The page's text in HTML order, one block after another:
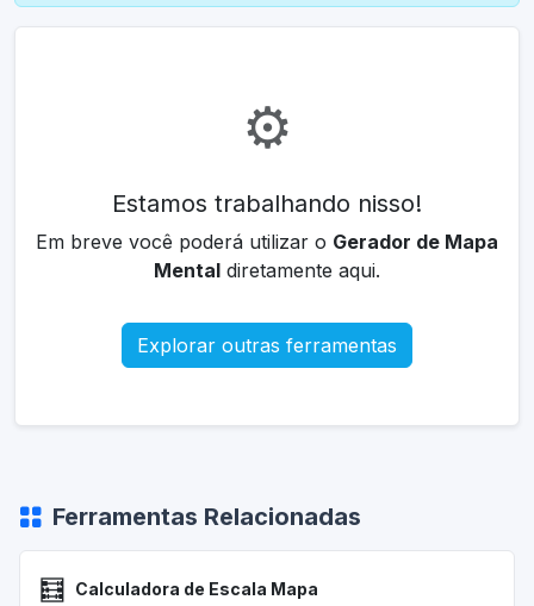
⚙️
Estamos trabalhando nisso!
Em breve você poderá utilizar o Gerador de Mapa
Mental diretamente aqui.
Explorar outras ferramentas
Ferramentas Relacionadas
🧮 Calculadora de Escala Mapa